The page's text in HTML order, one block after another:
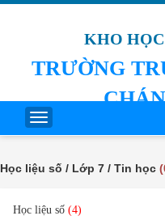
KHO
TRƯỜNG
Học liệu số / Lớp 7 / Tin học
Học liệu số (4)